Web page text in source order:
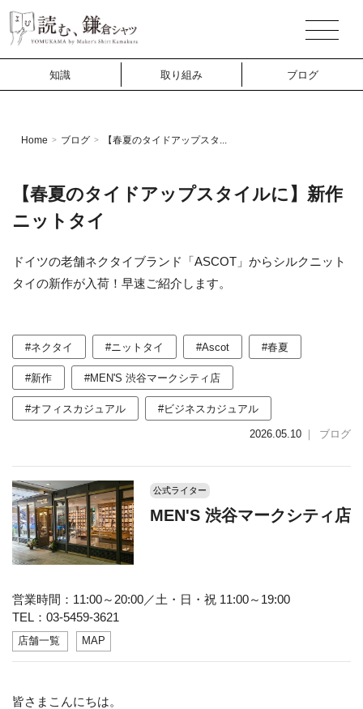
知識 取り組み ブログ
Home > ブログ > 【春夏のタイドアップスタ...
【春夏のタイドアップスタイルに】新作
ニットタイ
ドイツの老舗ネクタイブランド「ASCOT」からシルクニット
タイの新作が入荷！早速ご紹介します。
#ネクタイ #ニットタイ #Ascot #春夏
#新作 #MEN'S 渋谷マークシティ店
#オフィスカジュアル #ビジネスカジュアル
2026.05.10 ｜ ブログ
公式ライター
MEN'S 渋谷マークシティ店
営業時間：11:00～20:00／土・日・祝 11:00～19:00
TEL：03-5459-3621
店舗一覧 MAP
皆さまこんにちは。